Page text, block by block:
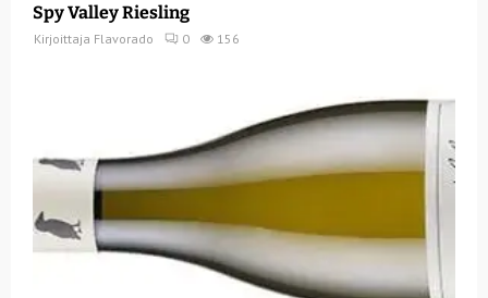
Spy Valley Riesling
Kirjoittaja Flavorado 0 156